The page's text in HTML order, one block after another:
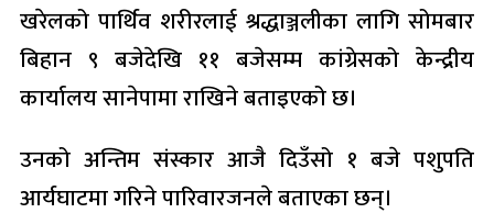
खरेलको पार्थिव शरीरलाई श्रद्धाञ्जलीका लागि सोमबार
बिहान ९ बजेदेखि ११ बजेसम्म कांग्रेसको केन्द्रीय
कार्यालय सानेपामा राखिने बताइएको छ।
उनको अन्तिम संस्कार आजै दिउँसो १ बजे पशुपति
आर्यघाटमा गरिने पारिवारजनले बताएका छन्।